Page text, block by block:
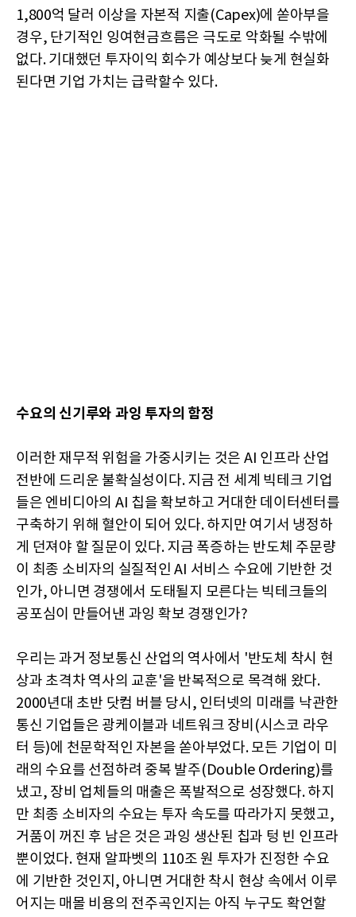
1,800억 달러 이상을 자본적 지출(Capex)에 쏟아부을
경우, 단기적인 잉여현금흐름은 극도로 악화될 수밖에
없다. 기대했던 투자이익 회수가 예상보다 늦게 현실화
된다면 기업 가치는 급락할수 있다.
수요의 신기루와 과잉 투자의 함정
이러한 재무적 위험을 가중시키는 것은 AI 인프라 산업
전반에 드리운 불확실성이다. 지금 전 세계 빅테크 기업
들은 엔비디아의 AI 칩을 확보하고 거대한 데이터센터를
구축하기 위해 혈안이 되어 있다. 하지만 여기서 냉정하
게 던져야 할 질문이 있다. 지금 폭증하는 반도체 주문량
이 최종 소비자의 실질적인 AI 서비스 수요에 기반한 것
인가, 아니면 경쟁에서 도태될지 모른다는 빅테크들의
공포심이 만들어낸 과잉 확보 경쟁인가?
우리는 과거 정보통신 산업의 역사에서 '반도체 착시 현
상과 초격차 역사의 교훈'을 반복적으로 목격해 왔다.
2000년대 초반 닷컴 버블 당시, 인터넷의 미래를 낙관한
통신 기업들은 광케이블과 네트워크 장비(시스코 라우
터 등)에 천문학적인 자본을 쏟아부었다. 모든 기업이 미
래의 수요를 선점하려 중복 발주(Double Ordering)를
냈고, 장비 업체들의 매출은 폭발적으로 성장했다. 하지
만 최종 소비자의 수요는 투자 속도를 따라가지 못했고,
거품이 꺼진 후 남은 것은 과잉 생산된 칩과 텅 빈 인프라
뿐이었다. 현재 알파벳의 110조 원 투자가 진정한 수요
에 기반한 것인지, 아니면 거대한 착시 현상 속에서 이루
어지는 매몰 비용의 전주곡인지는 아직 누구도 확언할